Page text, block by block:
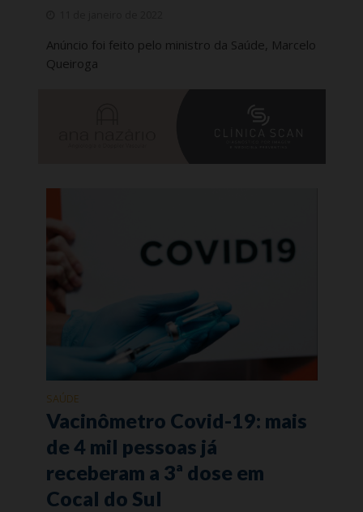
Anúncio foi feito pelo ministro da Saúde, Marcelo
Queiroga
SAÚDE
Vacinômetro Covid-19: mais
de 4 mil pessoas já
receberam a 3ª dose em
Cocal do Sul